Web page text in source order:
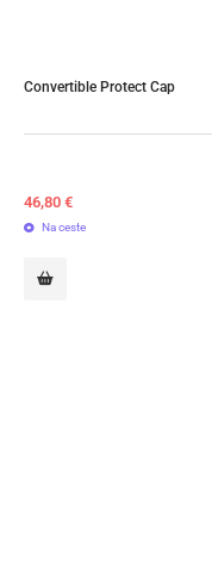
Convertible Protect Cap
46,80 €
Na ceste